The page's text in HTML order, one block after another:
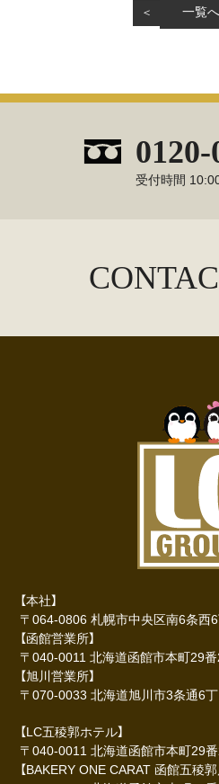
＜ 一覧へ
受付時間
【本社】
〒064-0806 札幌市中央区南6条
【函館営業所】
〒040-0011 北海道函館市本町29
【旭川営業所】
〒070-0033 北海道旭川市3条通6
【LC五稜郭ホテル】
〒040-0011 北海道函館市本町29
【BAKERY ONE CARAT 函館五稜郭